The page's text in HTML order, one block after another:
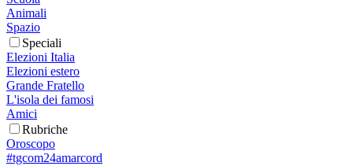
Animali
Spazio
Speciali
Elezioni Italia
Elezioni estero
Grande Fratello
L'isola dei famosi
Amici
Rubriche
Oroscopo
#tgcom24amarcord